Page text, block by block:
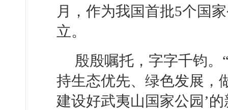
月，作为我国首批5个国
立。
殷殷嘱托，字字千钧。
持生态优先、绿色发展，
建设好武夷山国家公园’